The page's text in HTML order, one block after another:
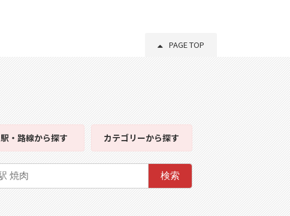
PAGE TOP
駅・路線から探す カテゴリーから探す
検索